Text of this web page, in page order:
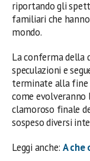
riportando gli
familiari che
mondo.
La conferma della
speculazioni e
terminate alla fine
come evolveranno
clamoroso finale
sospeso diversi
Leggi anche: A che